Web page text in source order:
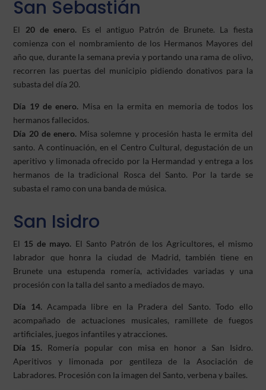
San Sebastián
El 20 de enero. Es el antiguo Patrón de Brunete. La fiesta
comienza con el nombramiento de los Hermanos Mayores del
año que, durante la semana previa y portando una rama de olivo,
recorren las puertas del municipio pidiendo donativos para la
subasta del día 20.
Día 19 de enero. Misa en la ermita en memoria de todos los
hermanos fallecidos.
Día 20 de enero. Misa solemne y procesión hasta le ermita del
santo. A continuación, en el Centro Cultural, degustación de un
aperitivo y limonada ofrecido por la Hermandad y entrega a los
hermanos de la tradicional Rosca del Santo. Por la tarde se
subasta el ramo con una banda de música.
San Isidro
El 15 de mayo. El Santo Patrón de los Agricultores, el mismo
labrador que honra la ciudad de Madrid, también tiene en
Brunete una estupenda romería, actividades variadas y una
procesión con la talla del santo a mediados de mayo.
Día 14.Acampada libre en la Pradera del Santo. Todo ello
acompañado de actuaciones musicales, ramillete de fuegos
artificiales, juegos infantiles y atracciones.
Día 15. Romería popular con misa en honor a San Isidro.
Aperitivos y limonada por gentileza de la Asociación de
Labradores. Procesión con la imagen del Santo, verbena y bailes.